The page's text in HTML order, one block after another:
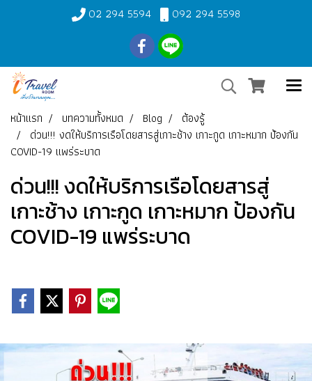
02 294 5594 092 294 5598
หน้าแรก บทความทั้งหมด Blog
ต้องรู้
ด่วน!!! งดให้บริการเรือโดยสารสู่เกาะช้าง เกาะกูด เกาะหมาก ป้องกัน
COVID-19 แพร่ระบาด
ด่วน!!! งดให้บริการเรือโดยสารสู่
เกาะช้าง เกาะกูด เกาะหมาก ป้องกัน
COVID-19 แพร่ระบาด